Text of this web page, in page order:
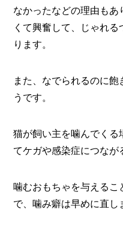
なかったなどの理由も
くて興奮して、じゃれ
ります。
また、なでられるのに
うです。
猫が飼い主を噛んでく
てケガや感染症につなが
噛むおもちゃを与える
で、噛み癖は早めに直し